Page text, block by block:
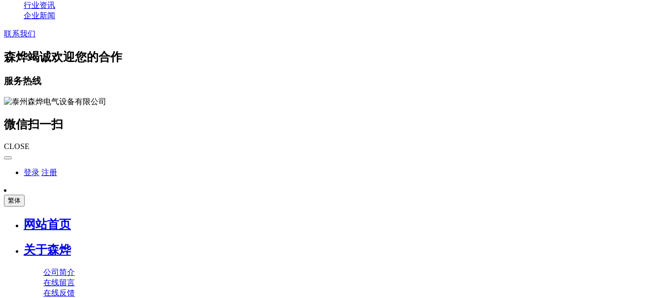
行业资讯
企业新闻
联系我们
森烨竭诚欢迎您的合作
服务热线
微信扫一扫
CLOSE
登录 注册
繁体
网站首页
关于森烨
公司简介
在线留言
在线反馈